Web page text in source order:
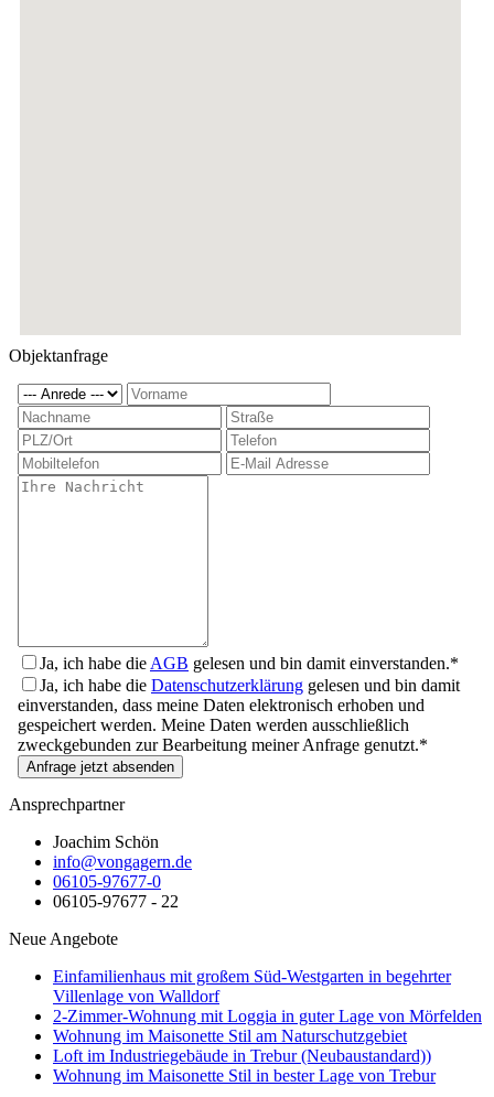
Objektanfrage
Ja, ich habe die AGB gelesen und bin damit einverstanden.*
Ja, ich habe die Datenschutzerklärung gelesen und bin damit
einverstanden, dass meine Daten elektronisch erhoben und
gespeichert werden. Meine Daten werden ausschließlich
zweckgebunden zur Bearbeitung meiner Anfrage genutzt.*
Anfrage jetzt absenden
Ansprechpartner
Joachim Schön
info@vongagern.de
06105-97677-0
06105-97677 - 22
Neue Angebote
Einfamilienhaus mit großem Süd-Westgarten in begehrter
Villenlage von Walldorf
2-Zimmer-Wohnung mit Loggia in guter Lage von Mörfelden
Wohnung im Maisonette Stil am Naturschutzgebiet
Loft im Industriegebäude in Trebur (Neubaustandard))
Wohnung im Maisonette Stil in bester Lage von Trebur